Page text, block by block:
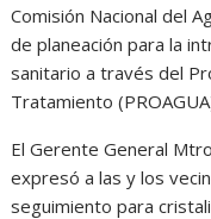
Comisión Nacional del
de planeación para la
sanitario a través del
Tratamiento
El Gerente General
expresó a las y los
seguimiento para